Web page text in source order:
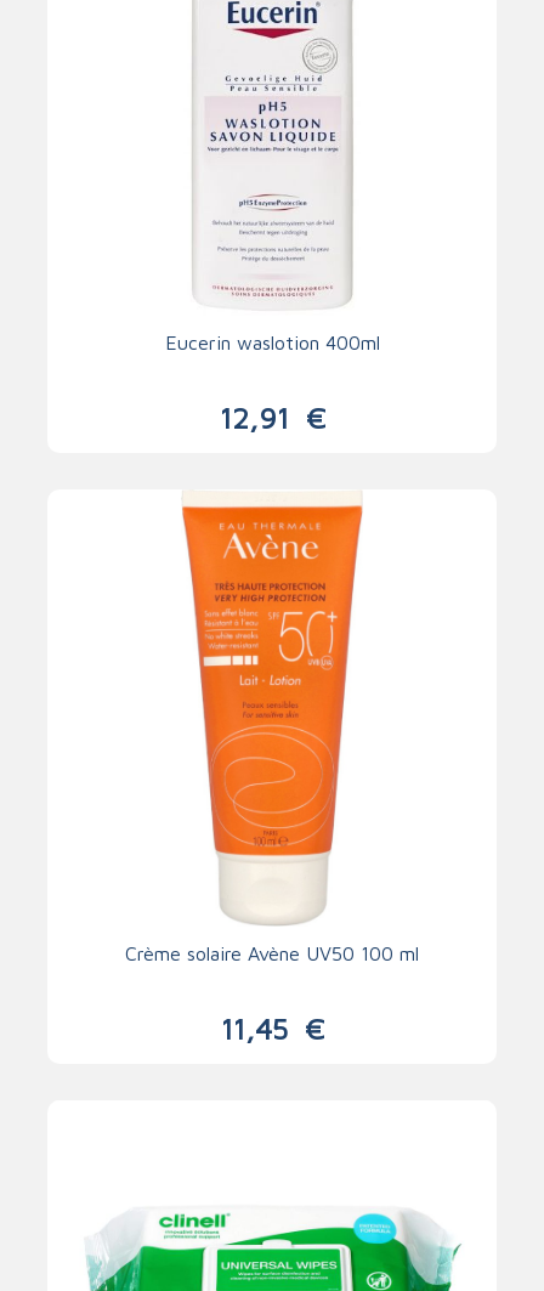
Eucerin waslotion 400ml
12,91 €
Crème solaire Avène UV50 100 ml
11,45 €